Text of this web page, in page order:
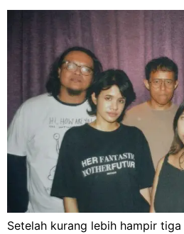
Setelah kurang lebih hampir